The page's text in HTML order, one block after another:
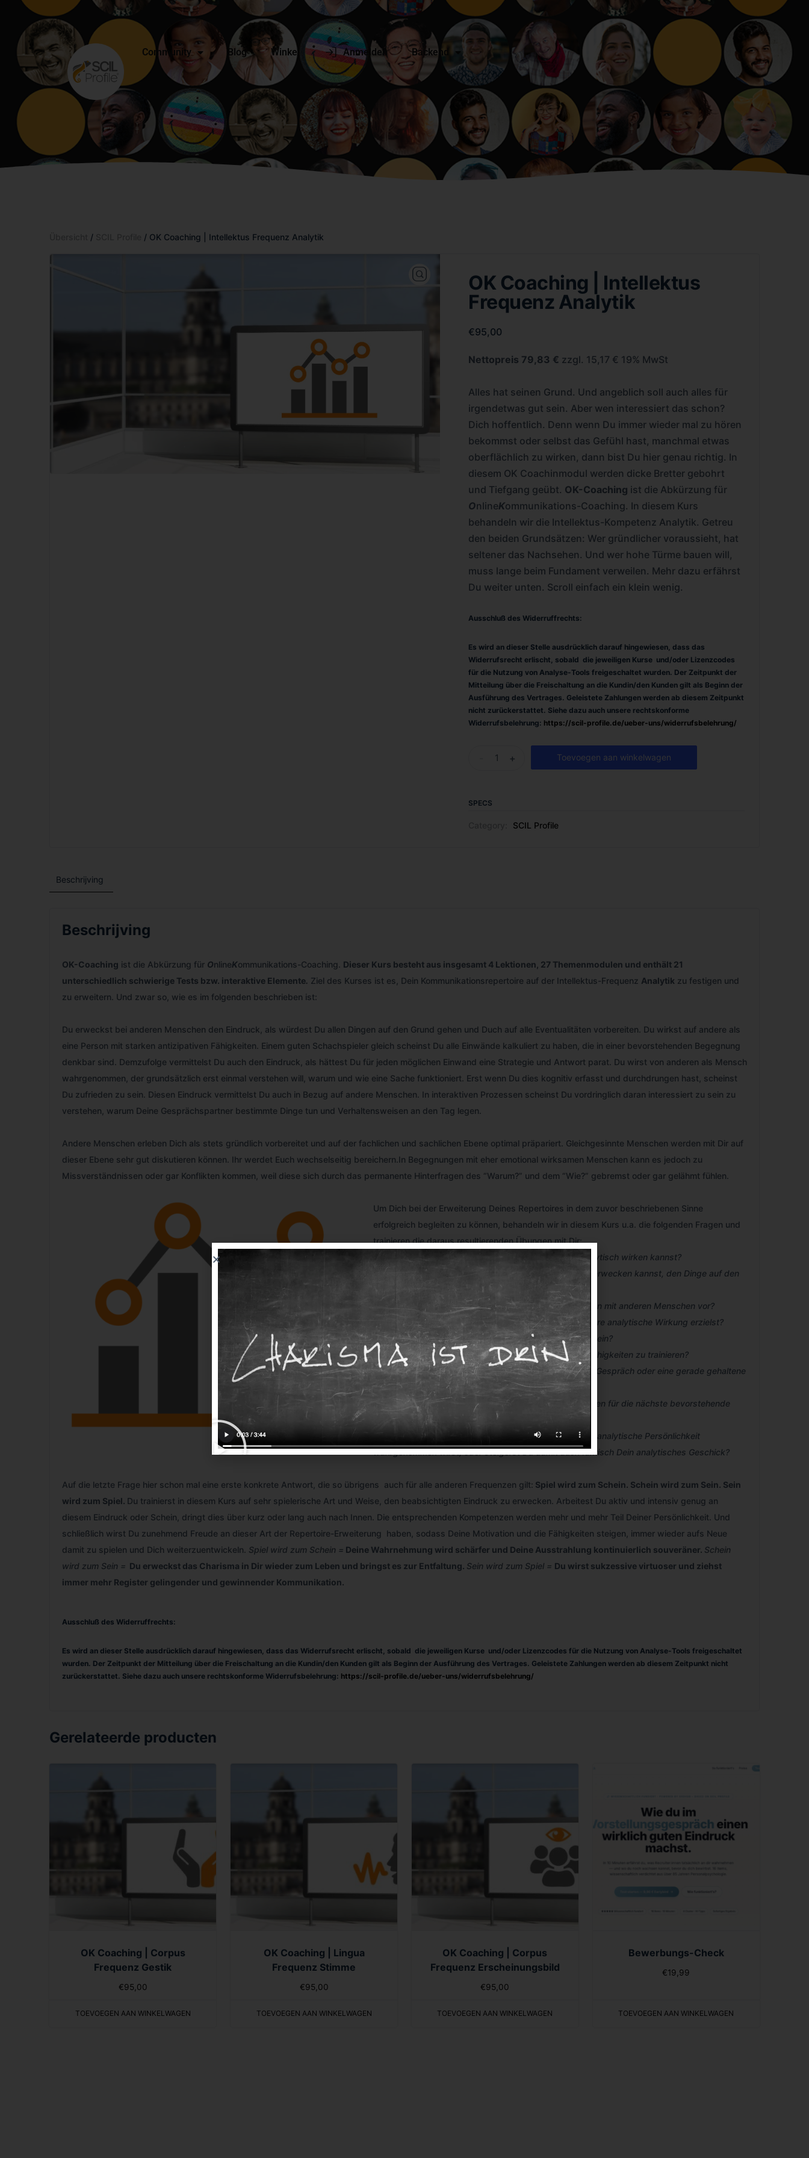
Community Blog Winkel Anmelden Backend
/ / OK Coaching | Intellektus Frequenz Analytik
OK Coaching | Intellektus
Frequenz Analytik
€95,00
Nettopreis 79,83 € zzgl. 15,17 € 19% MwSt
Alles hat seinen Grund. Und angeblich soll auch alles für
irgendetwas gut sein. Aber wen interessiert das schon?
Dich hoffentlich. Denn wenn Du immer wieder mal zu hören
bekommst oder selbst das Gefühl hast, manchmal etwas
oberflächlich zu wirken, dann bist Du hier genau richtig. In
diesem OK Coachinmodul werden dicke Bretter gebohrt
und Tiefgang geübt. OK-Coaching ist die Abkürzung für
OnlineKommunikations-Coaching. In diesem Kurs
behandeln wir die Intellektus-Kompetenz Analytik. Getreu
den beiden Grundsätzen: Wer gründlicher voraussieht, hat
seltener das Nachsehen. Und wer hohe Türme bauen will,
muss lange beim Fundament verweilen. Mehr dazu erfährst
Du weiter unten. Scroll einfach ein klein wenig.
Ausschluß des Widerruffrechts:
Es wird an dieser Stelle ausdrücklich darauf hingewiesen, dass das
Widerrufsrecht erlischt, sobald die jeweiligen Kurse und/oder Lizenzcodes
für die Nutzung von Analyse-Tools freigeschaltet wurden. Der Zeitpunkt der
Mitteilung über die Freischaltung an die Kundin/den Kunden gilt als Beginn der
Ausführung des Vertrages. Geleistete Zahlungen werden ab diesem Zeitpunkt
nicht zurückerstattet. Siehe dazu auch unsere rechtskonforme
Widerrufsbelehrung: https://scil-profile.de/ueber-uns/widerrufsbelehrung/
+ Toevoegen aan winkelwagen
SPECS
SCIL Profile
Beschrijving
Beschrijving
OK-Coaching ist die Abkürzung für OnlineKommunikations-Coaching. Dieser Kurs besteht aus insgesamt 4 Lektionen, 27 Themenmodulen und enthält 21
unterschiedlich schwierige Tests bzw. interaktive Elemente. Ziel des Kurses ist es, Dein Kommunikationsrepertoire auf der Intellektus-Frequenz Analytik zu festigen und
zu erweitern. Und zwar so, wie es im folgenden beschrieben ist:
Du erweckst bei anderen Menschen den Eindruck, als würdest Du allen Dingen auf den Grund gehen und Duch auf alle Eventualitäten vorbereiten. Du wirkst auf andere als
eine Person mit starken antizipativen Fähigkeiten. Einem guten Schachspieler gleich scheinst Du alle Einwände kalkuliert zu haben, die in einer bevorstehenden Begegnung
denkbar sind. Demzufolge vermittelst Du auch den Eindruck, als hättest Du für jeden möglichen Einwand eine Strategie und Antwort parat. Du wirst von anderen als Mensch
wahrgenommen, der grundsätzlich erst einmal verstehen will, warum und wie eine Sache funktioniert. Erst wenn Du dies kognitiv erfasst und durchdrungen hast, scheinst
Du zufrieden zu sein. Diesen Eindruck vermittelst Du auch in Bezug auf andere Menschen. In interaktiven Prozessen scheinst Du vordringlich daran interessiert zu sein zu
verstehen, warum Deine Gesprächspartner bestimmte Dinge tun und Verhaltensweisen an den Tag legen.
Andere Menschen erleben Dich als stets gründlich vorbereitet und auf der fachlichen und sachlichen Ebene optimal präpariert. Gleichgesinnte Menschen werden mit Dir auf
dieser Ebene sehr gut diskutieren können. Ihr werdet Euch wechselseitig bereichern.In Begegnungen mit eher emotional wirksamen Menschen kann es jedoch zu
Missverständnissen oder gar Konflikten kommen, weil diese sich durch das permanente Hinterfragen des “Warum?” und dem “Wie?” gebremst oder gar gelähmt fühlen.
Um Dich bei der Erweiterung Deines Repertoires in dem zuvor beschriebenen Sinne
erfolgreich begleiten zu können, behandeln wir in diesem Kurs u.a. die folgenden Fragen und
trainieren die daraus resultierenden Übungen mit Dir:
Welche innere Haltung ist wichtig, damit Du stärker analytisch wirken kannst?
Welche Techniken gibt es, dank derer Du den Eindruck erwecken kannst, den Dinge auf den
Wie bereitest Du Dich normalerweise auf die Begegungen mit anderen Menschen vor?
Woran kannst Du festellen, wann und wie Du eine stärkere analytische Wirkung erzielst?
Wie schätzt Du Dein abstraktes Denkvermögen zur Zeit ein?
Welche Methoden kannst Du Dir aneigenen, um diese Fähigkeiten zu trainieren?
Auf welche Weise reflektierst Du ein soeben beendetes Gespräch oder eine gerade gehaltene
Präsentation?
Wie kannst Du die Ergebnisse dieser Reflektion am besten für die nächste bevorstehende
Begegnung nutzen?
Arbeitest Du in diesem Kurs nur daran, dass Du als eine analytische Persönlichkeit
wahrgenommen wirst, oder steigerst Du damit auch faktisch Dein analytisches Geschick?
Auf die letzte Frage hier schon mal eine erste konkrete Antwort, die so übrigens auch für alle anderen Frequenzen gilt: Spiel wird zum Schein. Schein wird zum Sein. Sein
wird zum Spiel. Du trainierst in diesem Kurs auf sehr spielerische Art und Weise, den beabsichtigten Eindruck zu erwecken. Arbeitest Du aktiv und intensiv genug an
diesem Eindruck oder Schein, dringt dies über kurz oder lang auch nach Innen. Die entsprechenden Kompetenzen werden mehr und mehr Teil Deiner Persönlichkeit. Und
schließlich wirst Du zunehmend Freude an dieser Art der Repertoire-Erweiterung haben, sodass Deine Motivation und die Fähigkeiten steigen, immer wieder aufs Neue
damit zu spielen und Dich weiterzuentwickeln. Spiel wird zum Schein = Deine Wahrnehmung wird schärfer und Deine Ausstrahlung kontinuierlich souveräner. Schein
wird zum Sein = Du erweckst das Charisma in Dir wieder zum Leben und bringst es zur Entfaltung. Sein wird zum Spiel = Du wirst sukzessive virtuoser und ziehst
immer mehr Register gelingender und gewinnender Kommunikation.
Ausschluß des Widerruffrechts:
Es wird an dieser Stelle ausdrücklich darauf hingewiesen, dass das Widerrufsrecht erlischt, sobald die jeweiligen Kurse und/oder Lizenzcodes für die Nutzung von Analyse-Tools freigeschaltet
wurden. Der Zeitpunkt der Mitteilung über die Freischaltung an die Kundin/den Kunden gilt als Beginn der Ausführung des Vertrages. Geleistete Zahlungen werden ab diesem Zeitpunkt nicht
zurückerstattet. Siehe dazu auch unsere rechtskonforme Widerrufsbelehrung: https://scil-profile.de/ueber-uns/widerrufsbelehrung/
Gerelateerde producten
OK Coaching | Corpus
Frequenz Gestik
€95,00
TOEVOEGEN AAN WINKELWAGEN
OK Coaching | Lingua
Frequenz Stimme
€95,00
TOEVOEGEN AAN WINKELWAGEN
OK Coaching | Corpus
Frequenz Erscheinungsbild
€95,00
TOEVOEGEN AAN WINKELWAGEN
Bewerbungs-Check
€19,99
TOEVOEGEN AAN WINKELWAGEN